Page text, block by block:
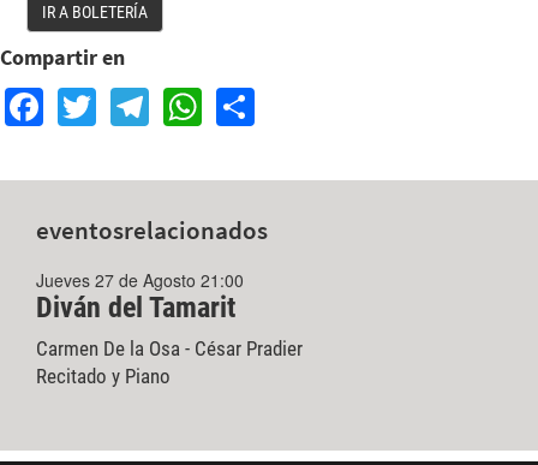
IR A BOLETERÍA
Compartir en
Facebook
TwitterTelegram
WhatsApp
eventosrelacionados
Jueves 27 de Agosto 21:00
Diván del Tamarit
Carmen De la Osa - César Pradier
Recitado y Piano